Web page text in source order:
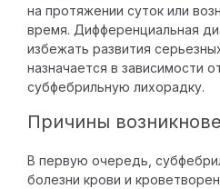
Инструктор по лечебной
физкультуре
Врач функциональной
диагностики
Врачи УЗИ
Вегетолог
на протяжении суток или
время. Дифференциальная
избежать развития
назначается в зависимости
субфебрильную лихорадку.
Причины
В первую очередь,
болезни крови и